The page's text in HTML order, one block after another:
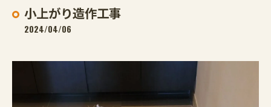
小上がり造作工事
2024/04/06